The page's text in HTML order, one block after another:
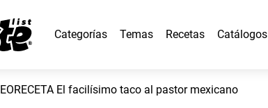
Categorías Temas Recetas Catálogos
El facilísimo taco al pastor mexicano